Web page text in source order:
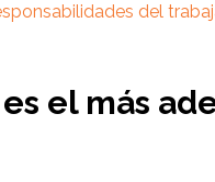
del
el más